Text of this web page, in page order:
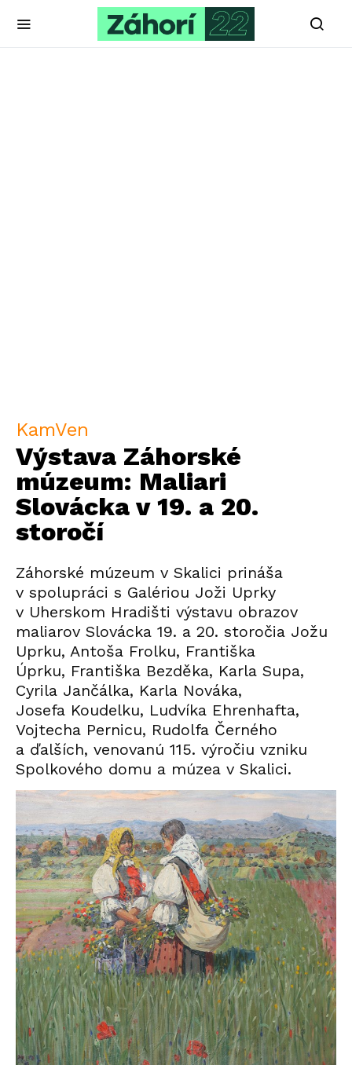
KamVen
Výstava Záhorské
múzeum: Maliari
Slovácka v 19. a 20.
storočí
Záhorské múzeum v Skalici prináša
v spolupráci s Galériou Joži Uprky
v Uherskom Hradišti výstavu obrazov
maliarov Slovácka 19. a 20. storočia Jožu
Uprku, Antoša Frolku, Františka
Úprku, Františka Bezděka, Karla Supa,
Cyrila Jančálka, Karla Nováka,
Josefa Koudelku, Ludvíka Ehrenhafta,
Vojtecha Pernicu, Rudolfa Černého
a ďalších, venovanú 115. výročiu vzniku
Spolkového domu a múzea v Skalici.